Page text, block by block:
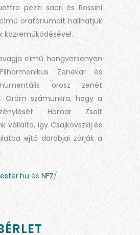
pezzi sacri és Rossini
oratóriumait hallhatjuk
közreműködésével.
című hangversenyen
Zenekar és
orosz zenét
Öröm számunkra, hogy a
Hamar Zsolt
vállalta, így Csajkovszkij és
ejtő darabjai zárják a
és NFZ/